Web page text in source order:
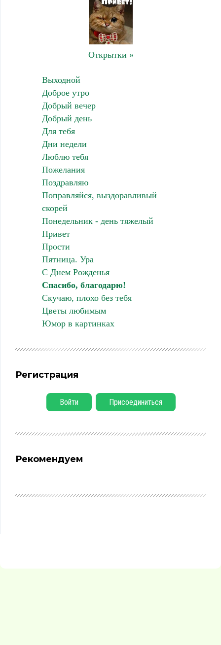
Открытки »
Выходной
Доброе утро
Добрый вечер
Добрый день
Для тебя
Дни недели
Люблю тебя
Пожелания
Поздравляю
Поправляйся, выздоравливый
скорей
Понедельник - день тяжелый
Привет
Прости
Пятница. Ура
С Днем Рожденья
Спасибо, благодарю!
Скучаю, плохо без тебя
Цветы любимым
Юмор в картинках
Регистрация
Войти Присоединиться
Рекомендуем